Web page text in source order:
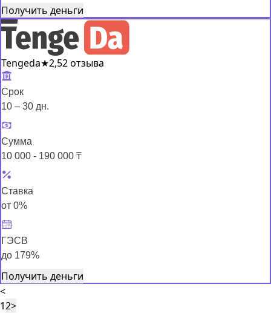
Получить деньги
Tengeda★2,52 отзыва
Срок
10 – 30 дн.
Сумма
10 000 - 190 000 ₸
Ставка
от 0%
ГЭСВ
до 179%
Получить деньги
<
12>